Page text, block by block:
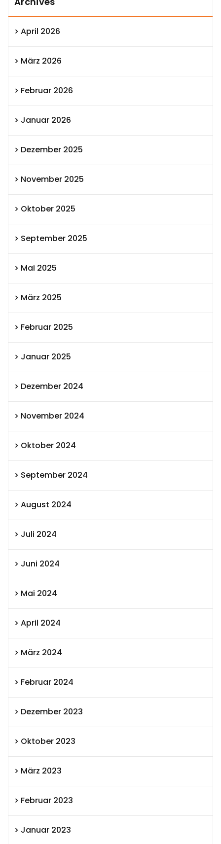
April 2026
März 2026
Februar 2026
Januar 2026
Dezember 2025
November 2025
Oktober 2025
September 2025
Mai 2025
März 2025
Februar 2025
Januar 2025
Dezember 2024
November 2024
Oktober 2024
September 2024
August 2024
Juli 2024
Juni 2024
Mai 2024
April 2024
März 2024
Februar 2024
Dezember 2023
Oktober 2023
März 2023
Februar 2023
Januar 2023